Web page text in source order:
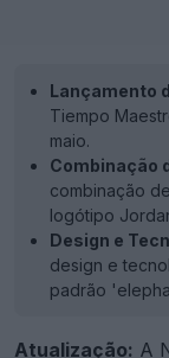
Lançamento
Tiempo
maio.
Combinação
combinação
logótipo
Design e
design e
padrão
Atualização: A